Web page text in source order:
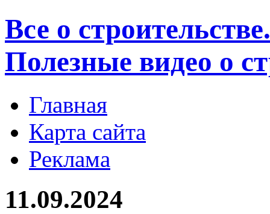
Все о
Полезные видео о
Главная
Карта сайта
Реклама
11.09.2024